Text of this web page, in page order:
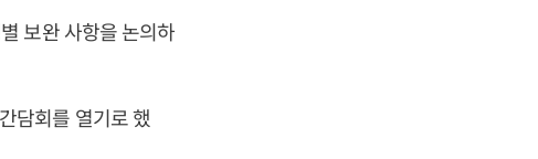
보완 사항을 논의하
담회를 열기로 했